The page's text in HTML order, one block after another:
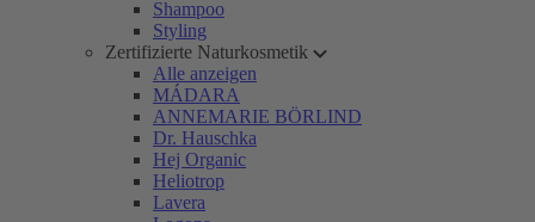
Shampoo
Styling
Zertifizierte Naturkosmetik
Alle anzeigen
MÁDARA
ANNEMARIE BÖRLIND
Dr. Hauschka
Hej Organic
Heliotrop
Lavera